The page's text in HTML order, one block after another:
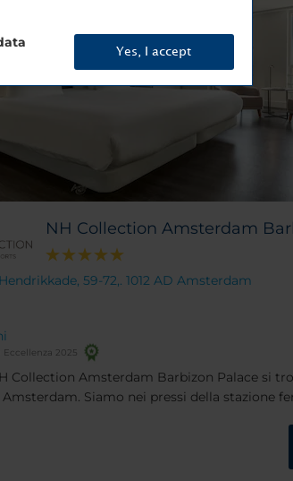
NH Collection Amsterdam
59-72,. 1012 AD Amsterdam
2025
Collection Amsterdam Barbizon Palace si
Siamo nei pressi della stazione
Yes, I accept